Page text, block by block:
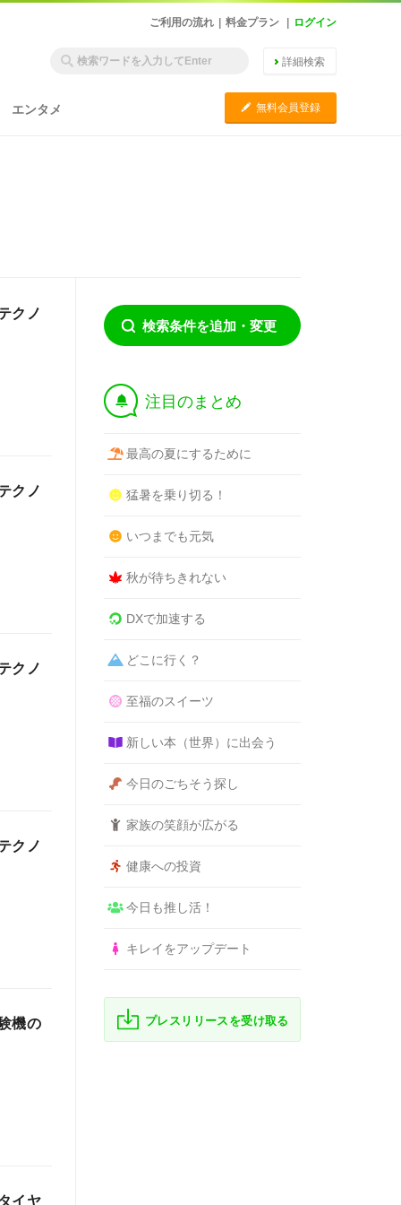
ご利用の流れ 料金プラン ログイン
詳細検索
エンタメ C 無料会員登録
クノ
クノ
クノ
クノ
機の
イヤ
検索条件を追加・変更
† 注目のまとめ
最高の夏にするために
猛暑を乗り切る！
いつまでも元気
秋が待ちきれない
DXで加速する
どこに行く？
至福のスイーツ
新しい本（世界）に出会う
今日のごちそう探し
家族の笑顔が広がる
健康への投資
今日も推し活！
キレイをアップデート
プレスリリースを受け取る